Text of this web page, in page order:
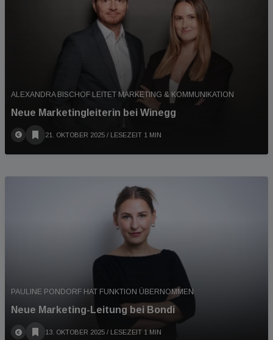
ALEXANDRA BISCHOF LEITET MARKETING & KOMMUNIKATION
Neue Marketingleiterin bei Winegg
21. OKTOBER 2025 / LESEZEIT 1 MIN
PAULINE PONDORF HAT FUNKTION ÜBERNOMMEN
Neue Marketing-Leitung bei Bondi
13. OKTOBER 2025 / LESEZEIT 1 MIN